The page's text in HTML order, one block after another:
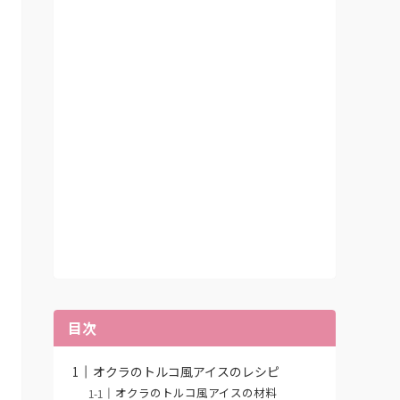
目次
オクラのトルコ風アイスのレシピ
オクラのトルコ風アイスの材料